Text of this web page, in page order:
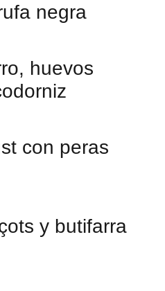
negra
huevos
con peras
y butifarra